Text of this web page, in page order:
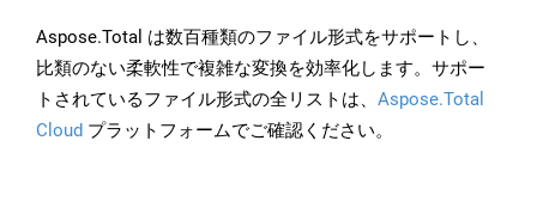
Aspose.Total は数百種類のファイル形式をサポートし、
比類のない柔軟性で複雑な変換を効率化します。サポー
トされているファイル形式の全リストは、 Aspose.Total
Cloud プラットフォームでご確認ください。